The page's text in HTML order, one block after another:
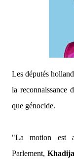
Les députés
la reconnaissance
que génocide.
"La motion est
Parlement,